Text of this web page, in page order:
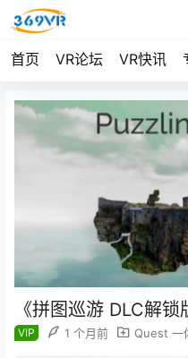
首页 VR论坛 VR快讯
《拼图巡游 DLC解
VIP 1 个月前 Quest 一